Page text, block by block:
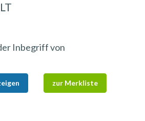
Inbegriff von
zur Merkliste